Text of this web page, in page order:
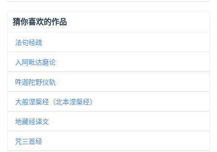
猜你喜欢的作品
法句经疏
入阿毗达磨论
吽迦陀野仪轨
大般涅槃经（北本涅槃经）
地藏经译文
咒三首经